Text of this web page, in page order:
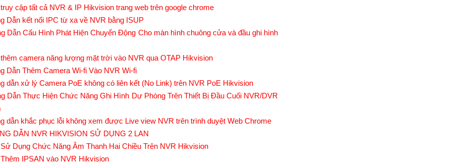
cập tất cả NVR & IP Hikvision trang web trên google chrome
Dẫn kết nối IPC từ xa về NVR bằng ISUP
Dẫn Cấu Hình Phát Hiện Chuyển Động Cho màn hình chuông cửa và đầu ghi hình
camera năng lượng mặt trời vào NVR qua OTAP Hikvision
Dẫn Thêm Camera Wi-fi Vào NVR Wi-fi
dẫn xử lý Camera PoE không có liên kết (No Link) trên NVR PoE Hikvision
Dẫn Thực Hiện Chức Năng Ghi Hình Dự Phòng Trên Thiết Bị Đầu Cuối NVR/DVR
dẫn khắc phục lỗi không xem được Live view NVR trên trình duyệt Web Chrome
DẪN NVR HIKVISION SỬ DỤNG 2 LAN
Dụng Chức Năng Âm Thanh Hai Chiều Trên NVR Hikvision
IPSAN vào NVR Hikvision